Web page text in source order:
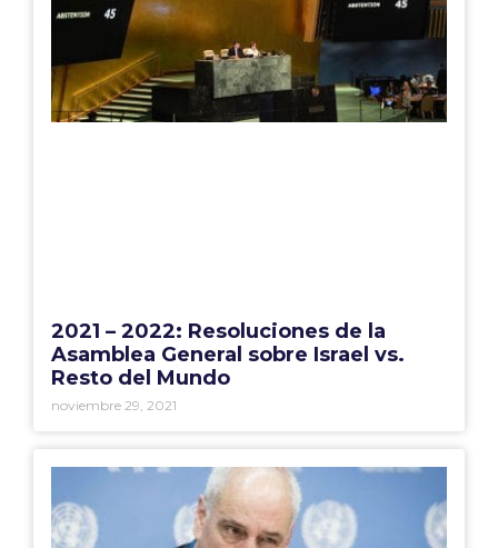
2021 – 2022: Resoluciones de la
Asamblea General sobre Israel vs.
Resto del Mundo
noviembre 29, 2021